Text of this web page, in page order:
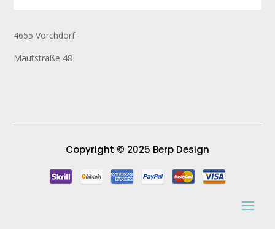
4655 Vorchdorf
Mautstraße 48
Copyright © 2025 Berp Design